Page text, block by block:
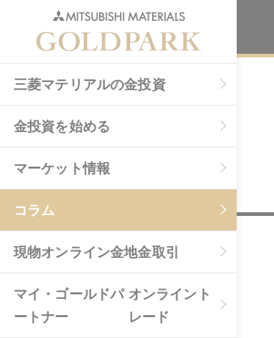
三菱マテリアルの金投資
金投資を始める
マーケット情報
コラム
現物オンライン金地金取引
マイ・ゴールドパ
ートナー
オンライント
レード